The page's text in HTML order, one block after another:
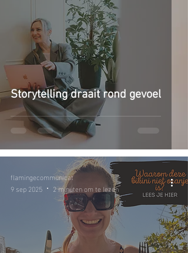
Storytelling draait rond gevoel
flamingecommunicat
9 sep 2025
2 minuten om te lezen